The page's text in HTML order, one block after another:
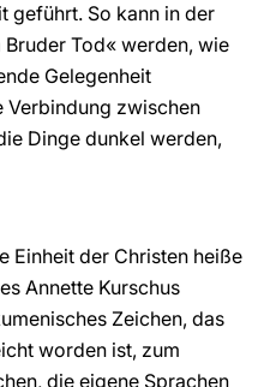
geführt. So kann in der
Tod« werden, wie
Gelegenheit
Verbindung zwischen
Dinge dunkel werden,
Einheit der Christen heiße
Annette Kurschus
Zeichen, das
worden ist, zum
die eigene Sprachen